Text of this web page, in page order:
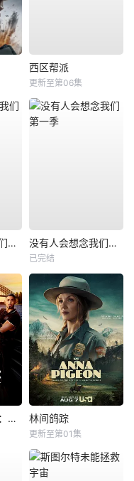
西区帮派
更新至第06集
没有人会想念我们第二季 没有人会想念我们第一季
已完结
海军罪案调查处：悉尼第三季 林间鸽踪
更新至第01集